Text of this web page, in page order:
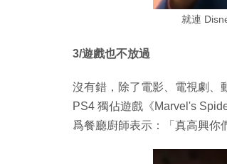
就連
3/遊戲也不放過
沒有錯，除了電影、電視劇、
PS4 獨佔遊戲《Marvel's
爲餐廳廚師表示：「真高興你